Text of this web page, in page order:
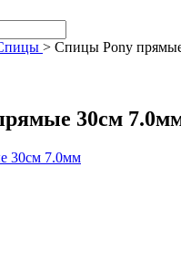
> Спицы Pony
30см